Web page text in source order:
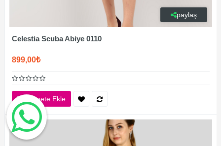
paylaş
Celestia Scuba Abiye 0110
899,00₺
Sepete Ekle